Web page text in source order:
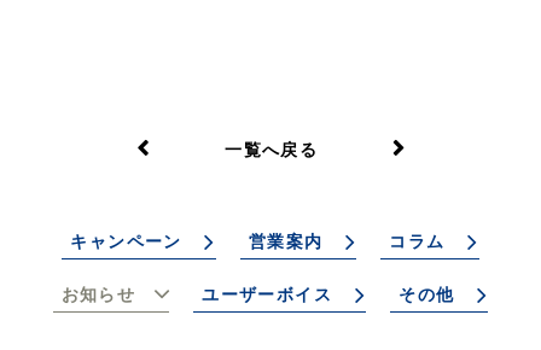
一覧へ戻る
キャンペーン 営業案内 コラム
お知らせ ユーザーボイス その他